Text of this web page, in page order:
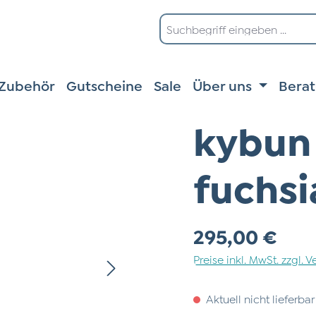
Gutscheine Sale Über uns
kybun
Regulärer Preis:
295,00 €
Preise inkl. MwSt. zzgl.
Aktuell nicht lieferbar